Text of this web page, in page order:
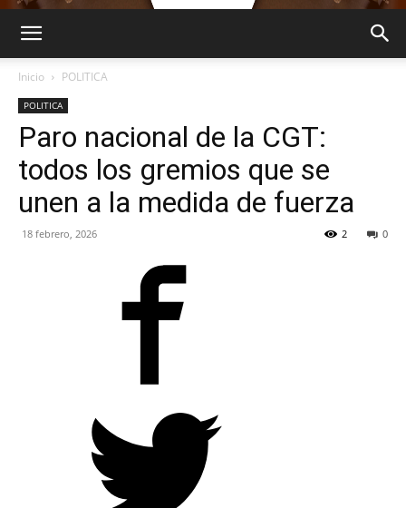
DORADILLO
RADIO
Inicio POLITICA
POLITICA
Paro nacional de la CGT:
todos los gremios que se
unen a la medida de fuerza
18 febrero, 2026 0
2